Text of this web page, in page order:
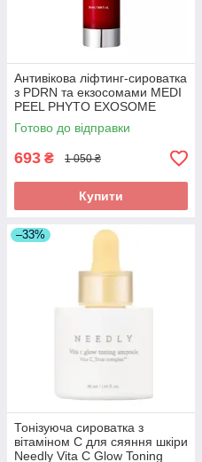
Антивікова ліфтинг-сироватка
з PDRN та екзосомами MEDI
PEEL PHYTO EXOSOME
PDRN LIFTING SHOT SERUM
50ML
Готово до відправки
693 ₴ 1 050 ₴
Купити
–33%
Тонізуюча сироватка з
вітаміном С для сяяння шкіри
Needly Vita C Glow Toning